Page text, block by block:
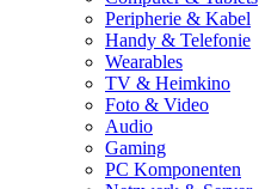
Peripherie & Kabel
Handy & Telefonie
Wearables
TV & Heimkino
Foto & Video
Audio
Gaming
PC Komponenten